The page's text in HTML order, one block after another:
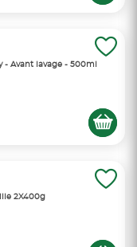
- Avant lavage - 500ml
2X400g